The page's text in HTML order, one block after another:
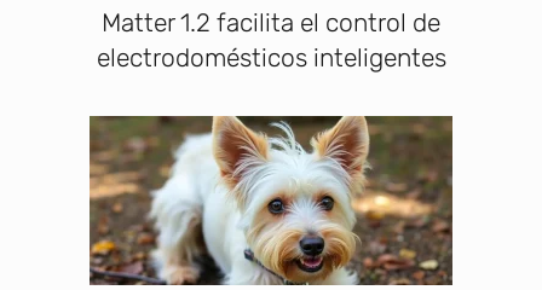
Matter 1.2 facilita el control de
electrodomésticos inteligentes